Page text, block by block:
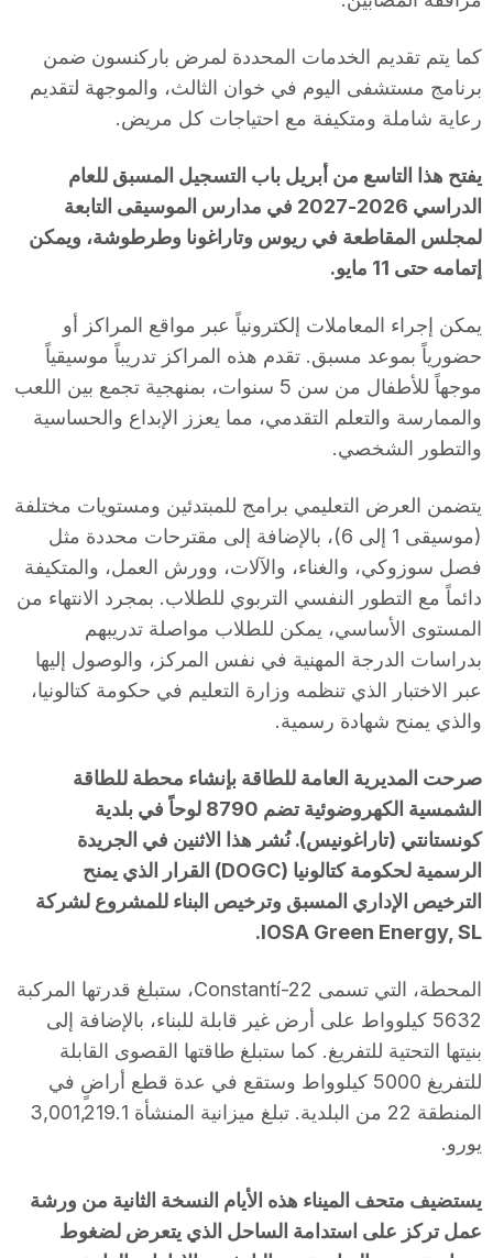
كما يتم تقديم الخدمات المحددة لمرض باركنسون ضمن
برنامج مستشفى اليوم في خوان الثالث، والموجهة لتقديم
رعاية شاملة ومتكيفة مع احتياجات كل مريض.
يفتح هذا التاسع من أبريل باب التسجيل المسبق للعام
الدراسي 2026-2027 في مدارس الموسيقى التابعة
لمجلس المقاطعة في ريوس وتاراغونا وطرطوشة، ويمكن
إتمامه حتى 11 مايو.
يمكن إجراء المعاملات إلكترونياً عبر مواقع المراكز أو
حضورياً بموعد مسبق. تقدم هذه المراكز تدريباً موسيقياً
موجهاً للأطفال من سن 5 سنوات، بمنهجية تجمع بين اللعب
والممارسة والتعلم التقدمي، مما يعزز الإبداع والحساسية
والتطور الشخصي.
يتضمن العرض التعليمي برامج للمبتدئين ومستويات مختلفة
(موسيقى 1 إلى 6)، بالإضافة إلى مقترحات محددة مثل
فصل سوزوكي، والغناء، والآلات، وورش العمل، والمتكيفة
دائماً مع التطور النفسي التربوي للطلاب. بمجرد الانتهاء من
المستوى الأساسي، يمكن للطلاب مواصلة تدريبهم
بدراسات الدرجة المهنية في نفس المركز، والوصول إليها
عبر الاختبار الذي تنظمه وزارة التعليم في حكومة كتالونيا،
والذي يمنح شهادة رسمية.
صرحت المديرية العامة للطاقة بإنشاء محطة للطاقة
الشمسية الكهروضوئية تضم 8790 لوحاً في بلدية
كونستانتي (تاراغونيس). نُشر هذا الاثنين في الجريدة
الرسمية لحكومة كتالونيا (DOGC) القرار الذي يمنح
الترخيص الإداري المسبق وترخيص البناء للمشروع لشركة
IOSA Green Energy, SL.
المحطة، التي تسمى Constantí-22، ستبلغ قدرتها المركبة
5632 كيلوواط على أرض غير قابلة للبناء، بالإضافة إلى
بنيتها التحتية للتفريغ. كما ستبلغ طاقتها القصوى القابلة
للتفريغ 5000 كيلوواط وستقع في عدة قطع أراضٍ في
المنطقة 22 من البلدية. تبلغ ميزانية المنشأة 3,001,219.1
يورو.
يستضيف متحف الميناء هذه الأيام النسخة الثانية من ورشة
عمل تركز على استدامة الساحل الذي يتعرض لضغوط